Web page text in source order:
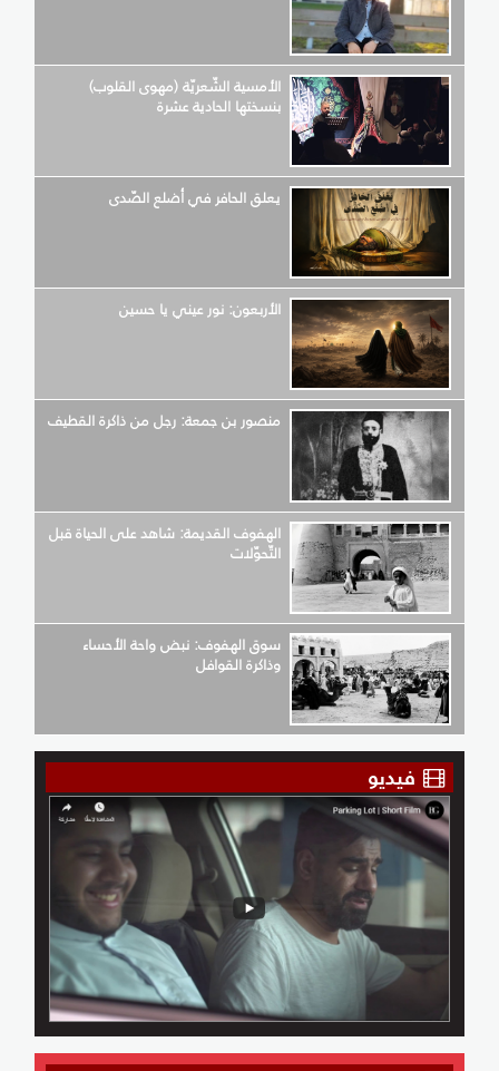
الأمسية الشّعريّة (مهوى القلوب)
بنسختها الحادية عشرة
يعلق الحافر في أضلع الصّدى
الأربعون: نور عيني يا حسين
منصور بن جمعة: رجل من ذاكرة القطيف
الهفوف القديمة: شاهد على الحياة قبل
التّحوّلات
سوق الهفوف: نبض واحة الأحساء
وذاكرة القوافل
فيديو